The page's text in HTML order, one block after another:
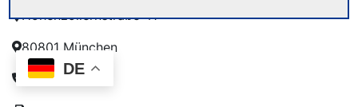
DE
Hohenzollernstraße 41
80801 München
089 / 34 13 76